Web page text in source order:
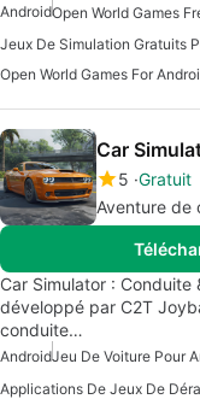
AndroidOpen World Games
Open World Games For
Car
5 Gratuit
Aventure de
Car Simulator :
développé par C2T
conduite…
AndroidJeu De Voiture Pour